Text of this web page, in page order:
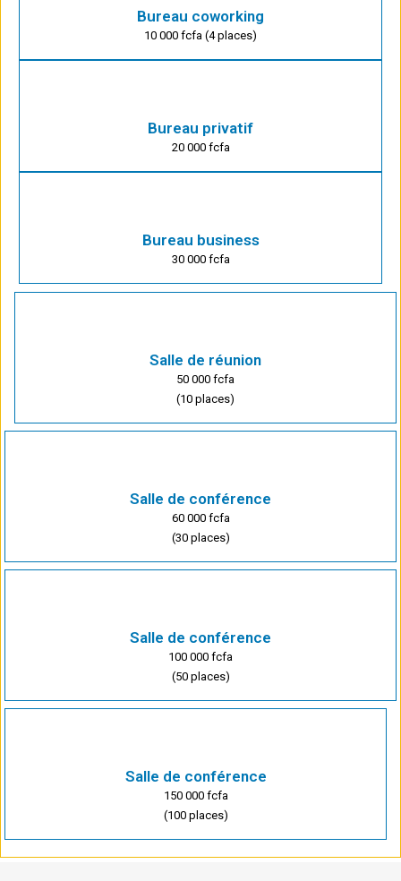
Bureau coworking
10 000 fcfa (4 places)
Bureau privatif
20 000 fcfa
Bureau business
30 000 fcfa
Salle de réunion
50 000 fcfa
(10 places)
Salle de conférence
60 000 fcfa
(30 places)
Salle de conférence
100 000 fcfa
(50 places)
Salle de conférence
150 000 fcfa
(100 places)